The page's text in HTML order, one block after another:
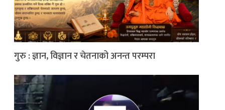
गुरु : ज्ञान, विज्ञान र चेतनाको अनन्त परम्परा